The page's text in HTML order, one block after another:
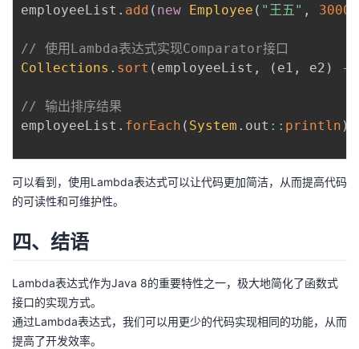
employeeList . add ( new Employee ( "王五" , 3000
// 使用Lambda表达式实现Comparator接口
Collections . sort ( employeeList , ( e1 , e2 ) ->
// 输出排序结果
employeeList . forEach ( System . out :: println )
可以看到，使用Lambda表达式可以让代码更加简洁，从而提高代码
的可读性和可维护性。
四、结语
Lambda表达式作为Java 8的重要特性之一，极大地简化了函数式
接口的实现方式。
通过Lambda表达式，我们可以用更少的代码实现相同的功能，从而
提高了开发效率。